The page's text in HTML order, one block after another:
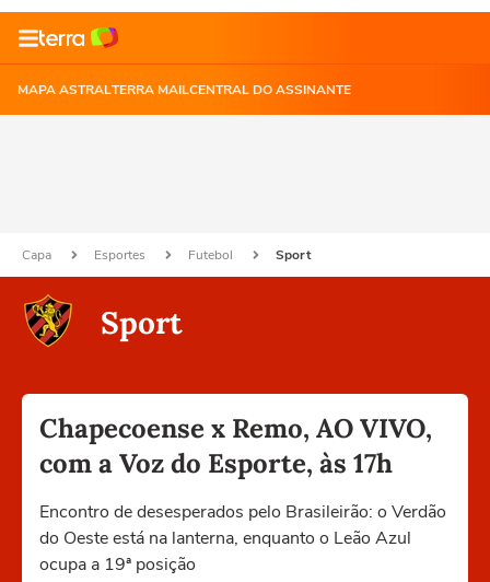
MAPA ASTRALTERRA MAILCENTRAL DO ASSINANTE
Capa Esportes Futebol Sport
Sport
Chapecoense x Remo, AO VIVO,
com a Voz do Esporte, às 17h
Encontro de desesperados pelo Brasileirão: o Verdão
do Oeste está na lanterna, enquanto o Leão Azul
ocupa a 19ª posição